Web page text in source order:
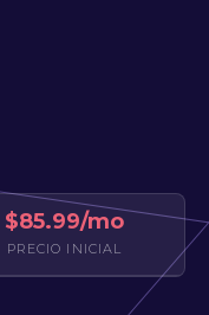
$85.99/mo
PRECIO INICIAL